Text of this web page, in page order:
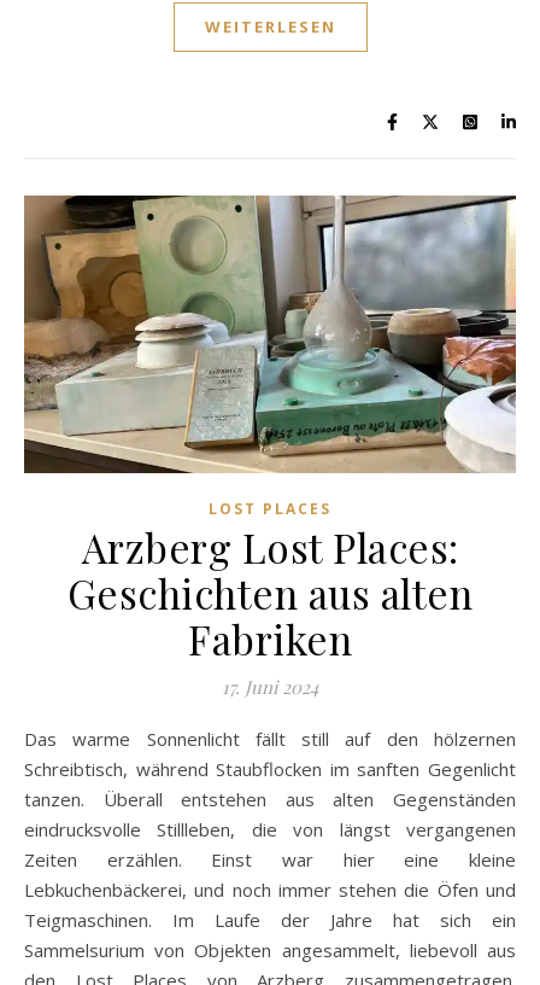
WEITERLESEN
LOST PLACES
Arzberg Lost Places:
Geschichten aus alten
Fabriken
17. Juni 2024
Das warme Sonnenlicht fällt still auf den hölzernen
Schreibtisch, während Staubflocken im sanften Gegenlicht
tanzen. Überall entstehen aus alten Gegenständen
eindrucksvolle Stillleben, die von längst vergangenen
Zeiten erzählen. Einst war hier eine kleine
Lebkuchenbäckerei, und noch immer stehen die Öfen und
Teigmaschinen. Im Laufe der Jahre hat sich ein
Sammelsurium von Objekten angesammelt, liebevoll aus
den Lost Places von Arzberg zusammengetragen.